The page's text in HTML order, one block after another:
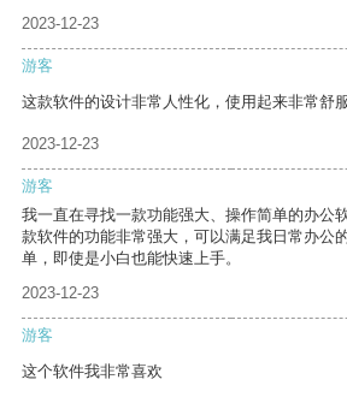
2023-12-23
游客
这款软件的设计非常人性化，使用起来非常舒服
2023-12-23
游客
我一直在寻找一款功能强大、操作简单的办公
款软件的功能非常强大，可以满足我日常办公
单，即使是小白也能快速上手。
2023-12-23
游客
这个软件我非常喜欢